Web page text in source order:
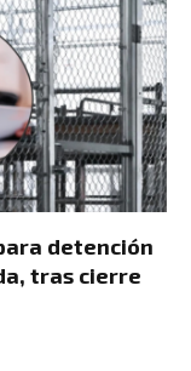
detención
tras cierre